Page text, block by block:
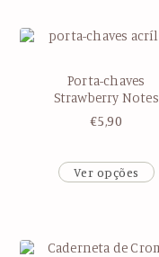
Porta-chaves
Strawberry Notes
€5,90
Ver opções